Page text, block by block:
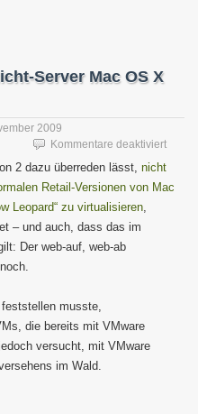
Server Mac OS X
2009
Kommentare deaktiviertfür
3
2 dazu überreden lässt, nicht
Retail-Versionen von Mac
Leopard“ zu virtualisieren,
– und auch, dass das im
Der web-auf, web-ab
musste,
die bereits mit VMware
versucht, mit VMware
im Wald.